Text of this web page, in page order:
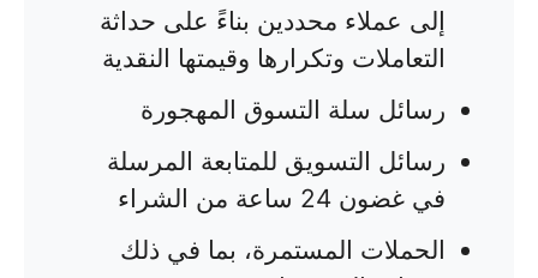
إلى عملاء محددين بناءً على حداثة
التعاملات وتكرارها وقيمتها النقدية
رسائل سلة التسوق المهجورة
رسائل التسويق للمتابعة المرسلة
في غضون 24 ساعة من الشراء
الحملات المستمرة، بما في ذلك